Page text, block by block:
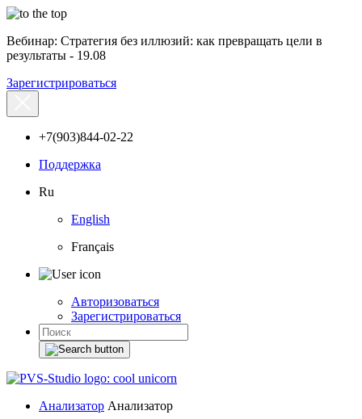
Вебинар: Стратегия без иллюзий: как превращать цели в
результаты - 19.08
Зарегистрироваться
+7(903)844-02-22
Поддержка
Ru
English
Français
Авторизоваться
Зарегистрироваться
Анализатор Анализатор